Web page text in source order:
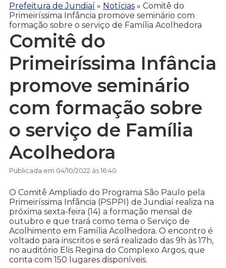
Prefeitura de Jundiaí » Notícias » Comitê do
Primeiríssima Infância promove seminário com
formação sobre o serviço de Família Acolhedora
Comitê do
Primeiríssima Infância
promove seminário
com formação sobre
o serviço de Família
Acolhedora
Publicada em 04/10/2022 às 16:40
O Comitê Ampliado do Programa São Paulo pela
Primeiríssima Infância (PSPPI) de Jundiaí realiza na
próxima sexta-feira (14) a formação mensal de
outubro e que trará como tema o Serviço de
Acolhimento em Família Acolhedora. O encontro é
voltado para inscritos e será realizado das 9h às 17h,
no auditório Elis Regina do Complexo Argos, que
conta com 150 lugares disponíveis.